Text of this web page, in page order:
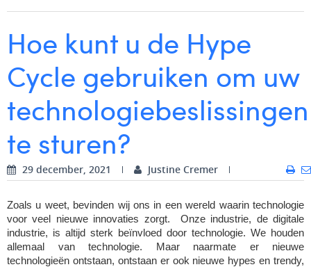
Arthur Collard
Charlie Deschamps
Dhan Claes
Diane Tremouroux
Edouard Polet
Elio Civalleri
Eliott Pousset
Floriane Defacqz
Omnicom Media Group
Persberichten
Strategy Director
Digital Business Consultant NL
Digital Business Intern
Contact
Hoe kunt u de Hype
Cycle gebruiken om uw
technologiebeslissingen
te sturen?
29 december, 2021 Justine Cremer
Zoals u weet, bevinden wij ons in een wereld waarin technologie
voor veel nieuwe innovaties zorgt.  Onze industrie, de digitale
industrie, is altijd sterk beïnvloed door technologie. We houden
allemaal van technologie. Maar naarmate er nieuwe
technologieën ontstaan, ontstaan er ook nieuwe hypes en trendy,